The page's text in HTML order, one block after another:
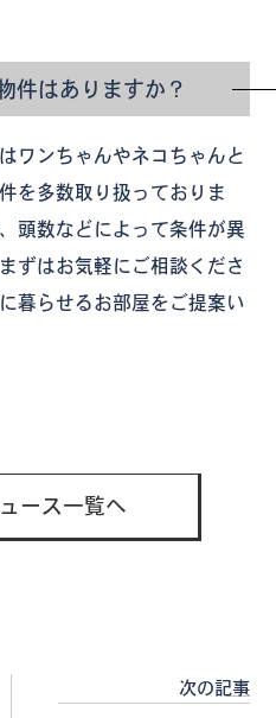
件はありますか？
ワンちゃんやネコちゃんと
を多数取り扱っておりま
頭数などによって条件が異
ずはお気軽にご相談くださ
暮らせるお部屋をご提案い
ース一覧へ
次の記事